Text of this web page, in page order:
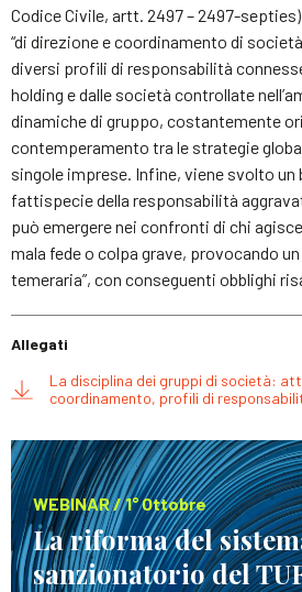
Codice Civile, artt. 2497 – 2497-
“di direzione e coordinamento di
diversi profili di responsabilità
holding e dalle società controllate
dinamiche di gruppo, costantemente
contemperamento tra le strategie
singole imprese. Infine, viene svolto un
fattispecie della responsabilità
può emergere nei confronti di chi
mala fede o colpa grave, provocando un
temeraria”, con conseguenti obblighi
Allegati
La disciplina dei gruppi di società:
coordinamento, profili di
WEBINAR / 1° Ottobre
La riforma del
sanzionatorio del